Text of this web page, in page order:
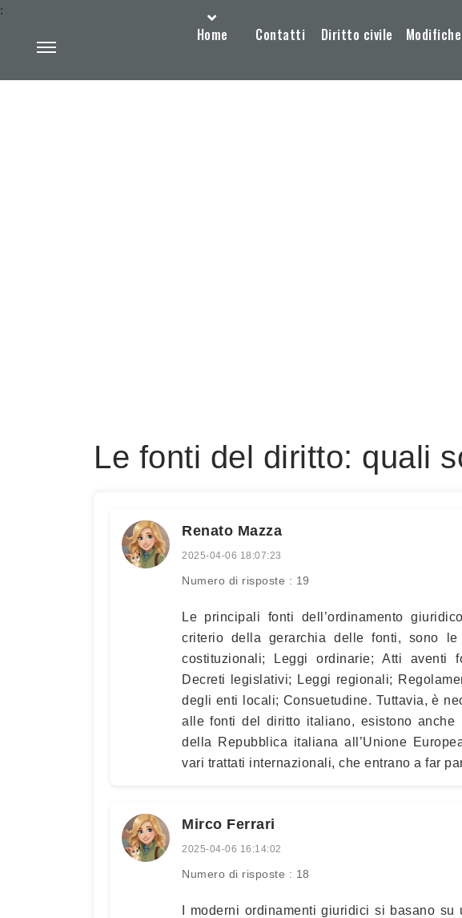
Home Contatti Diritto civile
:
Le fonti del diritto: quali
Renato Mazza
2025-04-06 18:07:23
Numero di risposte : 19
Le principali fonti dell’ordinamento
criterio della gerarchia delle fonti, sono le
costituzionali; Leggi ordinarie; Atti aventi
Decreti legislativi; Leggi regionali;
degli enti locali; Consuetudine. Tuttavia, è
alle fonti del diritto italiano, esistono anche
della Repubblica italiana all’Unione
vari trattati internazionali, che entrano a far
Mirco Ferrari
2025-04-06 16:14:02
Numero di risposte : 18
I moderni ordinamenti giuridici si basano